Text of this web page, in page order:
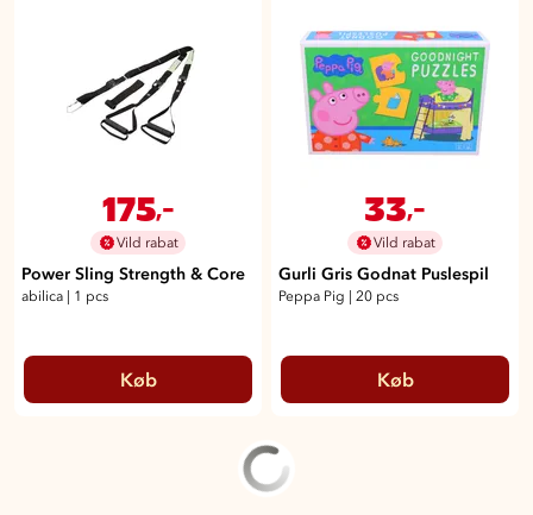
175,-
Vild rabat
Power Sling Strength & Core
abilica 1 pcs
Køb
33,-
Vild rabat
Gurli Gris Godnat Puslespil
Peppa Pig 20 pcs
Køb